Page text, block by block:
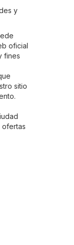
y
oficial
fines
sitio
ofertas